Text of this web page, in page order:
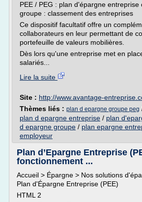
PEE / PEG : plan d'épargne
groupe : classement des entreprises
Ce dispositif facultatif offre un
collaborateurs en leur permettant de
portefeuille de valeurs mobilières.
Dès lors qu'une entreprise met en
salariés...
Lire la suite
Site : http://www.avantage-
Thèmes liés : plan d epargne groupe peg
plan d epargne entreprise / plan
d epargne groupe / plan epargne
employeur
Plan d’Epargne Entreprise
fonctionnement ...
Accueil > Épargne > Nos solutions
Plan d'Épargne Entreprise (PEE)
HTML 2